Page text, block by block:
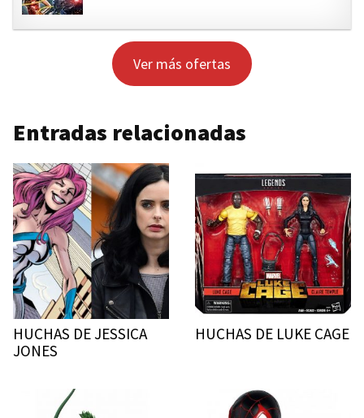
Ver más ofertas
Entradas relacionadas
HUCHAS DE JESSICA
JONES
HUCHAS DE LUKE CAGE